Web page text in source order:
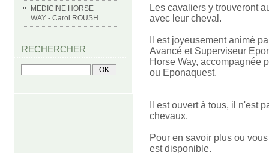
MEDICINE HORSE
WAY - Carol ROUSH
RECHERCHER
Les cavaliers y trouveront
avec leur cheval.
Il est joyeusement animé
Avancé et Superviseur
Horse Way, accompagnée
ou Eponaquest.
Il est ouvert à tous, il n'est
chevaux.
Pour en savoir plus ou
est disponible.